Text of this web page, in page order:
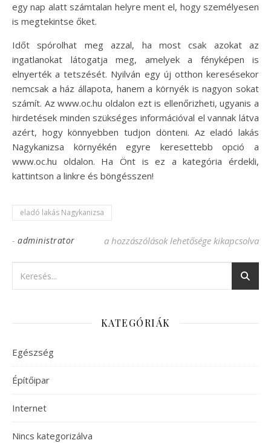
egy nap alatt számtalan helyre ment el, hogy személyesen
is megtekintse őket.
Időt spórolhat meg azzal, ha most csak azokat az
ingatlanokat látogatja meg, amelyek a fényképen is
elnyerték a tetszését. Nyilván egy új otthon keresésekor
nemcsak a ház állapota, hanem a környék is nagyon sokat
számít. Az www.oc.hu oldalon ezt is ellenőrizheti, ugyanis a
hirdetések minden szükséges információval el vannak látva
azért, hogy könnyebben tudjon dönteni. Az eladó lakás
Nagykanizsa környékén egyre keresettebb opció a
www.oc.hu oldalon. Ha Önt is ez a kategória érdekli,
kattintson a linkre és böngésszen!
eladó lakás Nagykanizsa
- administrator Eladó lakás Nagykanizsa: hol keresgéljen?
a hozzászólások lehetősége kikapcsolva
KATEGÓRIÁK
Egészség
Építőipar
Internet
Nincs kategorizálva